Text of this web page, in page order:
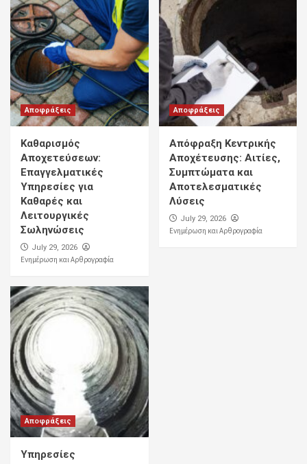
Αποφράξεις
Καθαρισμός
Αποχετεύσεων:
Επαγγελματικές
Υπηρεσίες για
Καθαρές και
Λειτουργικές
Σωληνώσεις
July 29, 2026
Ενημέρωση και Αρθρογραφία
Αποφράξεις
Απόφραξη Κεντρικής
Αποχέτευσης: Αιτίες,
Συμπτώματα και
Αποτελεσματικές
Λύσεις
July 29, 2026
Ενημέρωση και Αρθρογραφία
Αποφράξεις
Υπηρεσίες